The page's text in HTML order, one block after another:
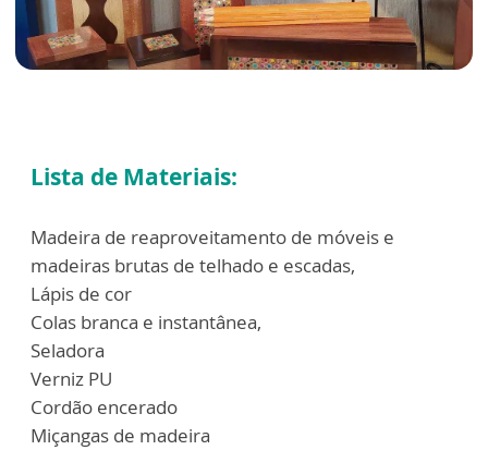
Lista de Materiais:
Madeira de reaproveitamento de móveis e
madeiras brutas de telhado e escadas,
Lápis de cor
Colas branca e instantânea,
Seladora
Verniz PU
Cordão encerado
Miçangas de madeira